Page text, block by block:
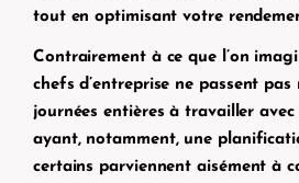
tout en optimisant votre
Contrairement à ce que l’on
chefs d’entreprise ne passent pas
journées entières à travailler avec
ayant, notamment, une
certains parviennent aisément à